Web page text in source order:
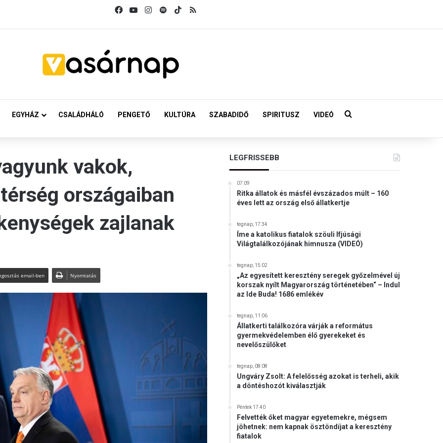
FacebookYouTubeInstagramSpotifyTikTokRSS
EGYHÁZ CSALÁDHÁLÓ PENGETŐ KULTÚRA SZABADIDŐ SPIRITUSZ VIDEÓ Keresés:
vakok,
országaiban
zajlanak
email-ben Nyomtatás
LEGFRISSEBB
07:09
Ritka állatok és másfél évszázados múlt – 160
éves lett az ország első állatkertje
tegnap, 17:34
Íme a katolikus fiatalok szöuli Ifjúsági
Világtalálkozójának himnusza (VIDEÓ)
tegnap, 15:02
„Az egyesített keresztény seregek győzelmével új
korszak nyílt Magyarország történetében“ – Indul
az Ide Buda! 1686 emlékév
tegnap, 11:06
Állatkerti találkozóra várják a református
gyermekvédelemben élő gyerekeket és
nevelőszülőket
tegnap, 08:08
Ungváry Zsolt: A felelősség azokat is terheli, akik
a döntéshozót kiválasztják
Péntek 17:40
Felvették őket magyar egyetemekre, mégsem
jöhetnek: nem kapnak ösztöndíjat a keresztény
fiatalok